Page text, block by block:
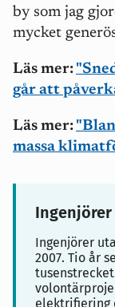
by som jag
mycket
Läs mer:
går att
Läs mer:
massa
Ingenjörer
2007. Tio år
elektrifiering